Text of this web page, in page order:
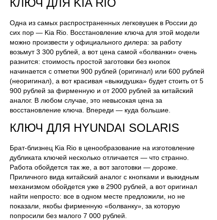
КЛЮЧ ДЛЯ KIA RIO
Одна из самых распространенных легковушек в России до
сих пор — Kia Rio. Восстановление ключа для этой модели
можно произвести у официального дилера: за работу
возьмут 3 300 рублей, а вот цена самой «болванки» очень
разнится: стоимость простой заготовки без кнопок
начинается с отметки 900 рублей (оригинал) или 600 рублей
(неоригинал), а вот красивая «выкидушка» будет стоить от 5
900 рублей за фирменную и от 2000 рублей за китайский
аналог. В любом случае, это невысокая цена за
восстановление ключа. Впереди — куда большие.
КЛЮЧ ДЛЯ HYUNDAI SOLARIS
Брат-близнец Kia Rio в ценообразование на изготовление
дубликата ключей несколько отличается — что странно.
Работа обойдется так же, а вот заготовки — дороже.
Приличного вида китайский аналог с кнопками и выкидным
механизмом обойдется уже в 2900 рублей, а вот оригинал
найти непросто: все в одном месте предложили, но не
показали, якобы фирменную «болванку», за которую
попросили без малого 7 000 рублей.